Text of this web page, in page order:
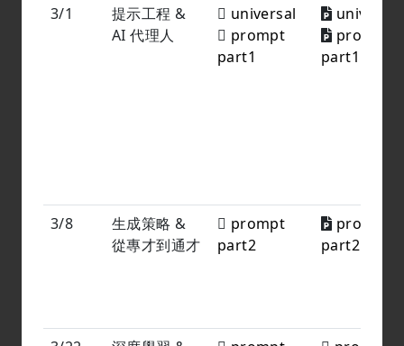
3/1
提示工程 &
AI 代理人
universal
prompt
part1
universal
prompt
part1
3/8
生成策略 &
從專才到通才
prompt
part2
prompt
part2